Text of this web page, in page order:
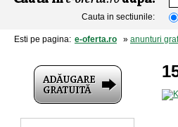
Cauta in sectiunile:
Esti pe pagina: e-oferta.ro » anunturi